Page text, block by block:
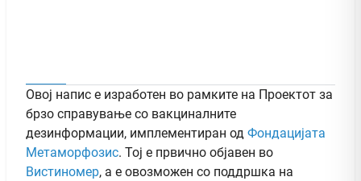
Овој напис е изработен во рамките на Проектот за
брзо справување со вакциналните
дезинформации, имплементиран од Фондацијата
Метаморфозис. Тој е првично објавен во
Вистиномер, а e овозможен со поддршка на